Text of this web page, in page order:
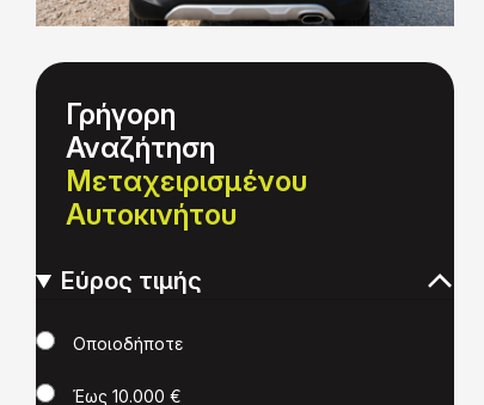
Γρήγορη
Αναζήτηση
Μεταχειρισμένου
Αυτοκινήτου
Εύρος τιμής
ΤιμήΟποιοδήποτε
Έως 10.000 €